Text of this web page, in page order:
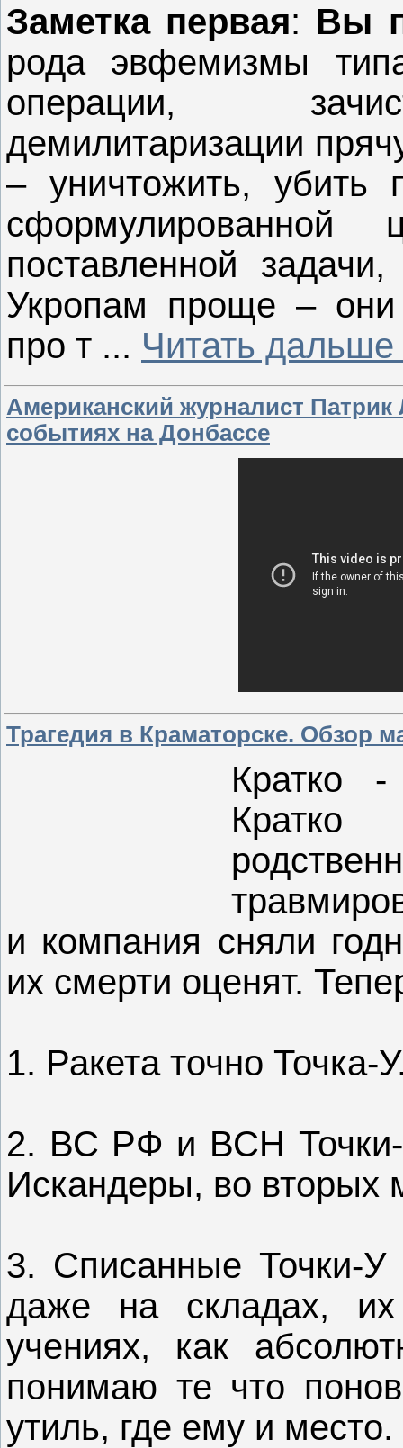
Заметка первая: Вы
рода эвфемизмы
операции,
демилитаризации
– уничтожить, убить
поставленной
Укропам проще – они
про т ... Читать дальше
Американский журналист
событиях на Донбассе
Трагедия в Краматорске. Обзор
Кратко -
и компания сняли
их смерти оценят.
1. Ракета точно Точка-
2. ВС РФ и ВСН
Искандеры, во вторых
3. Списанные Точки-
даже на складах, их
учениях, как
понимаю те что
утиль, где ему и место.